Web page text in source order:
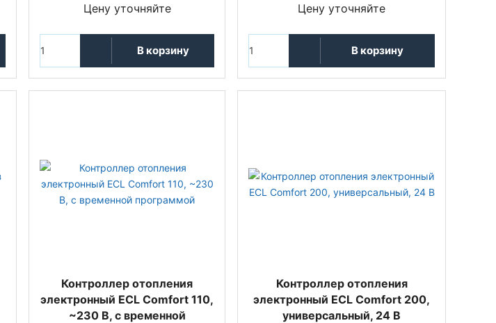
Цену уточняйте
В корзину
Цену уточняйте
В корзину
Контроллер отопления
электронный ECL Comfort 110,
~230 В, с временной
Контроллер отопления
электронный ECL Comfort 200,
универсальный, 24 В